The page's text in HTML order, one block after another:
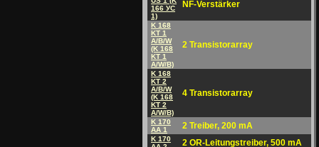
166 УC
1)
NF-Verstärker
K 168
KT 1
A/B/W
(K 168
KT 1
A/W/B)
2 Transistorarray
K 168
KT 2
A/B/W
(K 168
KT 2
A/W/B)
4 Transistorarray
K 170
AA 1
2 Treiber, 200 mA
K 170
2 OR-Leitungstreiber, 500 mA